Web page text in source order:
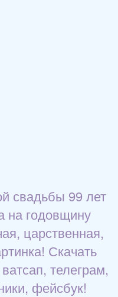
свадьбы 99 лет
на годовщину
царственная,
Скачать
телеграм,
фейсбук!